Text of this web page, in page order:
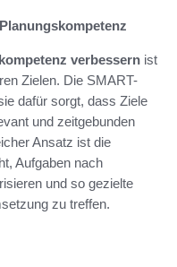
verbessern ist
Zielen. Die SMART-
dafür sorgt, dass Ziele
und zeitgebunden
Ansatz ist die
Aufgaben nach
und so gezielte
zu treffen.